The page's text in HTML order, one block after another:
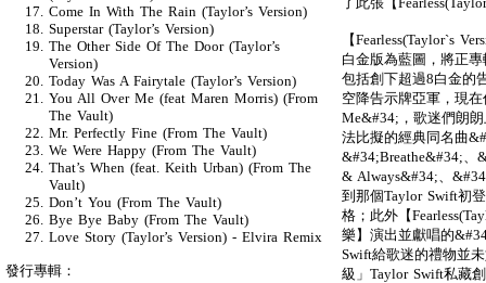
【Fearless(Taylor`s
白金版為藍圖，將正
包括創下超過8白金的
空降告示牌亞軍，現
Me&#34;，歌迷們朗
法比擬的經典同名曲
&#34;Breathe&#34;、
& Always&#34;、
到那個Taylor Swift初
格；此外【
樂】演出並獻唱的
Swift給歌迷的禮物並
級」Taylor Swift私藏
Come In With The Rain (Taylor’s Version)
Superstar (Taylor’s Version)
The Other Side Of The Door (Taylor’s
Version)
Today Was A Fairytale (Taylor’s Version)
You All Over Me (feat Maren Morris) (From
The Vault)
Mr. Perfectly Fine (From The Vault)
We Were Happy (From The Vault)
That’s When (feat. Keith Urban) (From The
Vault)
Don’t You (From The Vault)
Bye Bye Baby (From The Vault)
Love Story (Taylor’s Version) - Elvira Remix
發行專輯：